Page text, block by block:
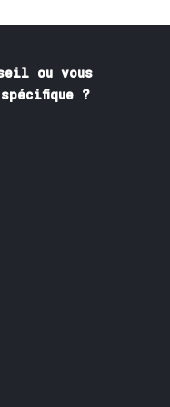
ou vous
?